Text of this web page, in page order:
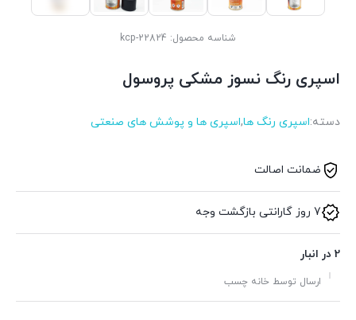
شناسه محصول: kcp-22824
اسپری رنگ نسوز مشکی پروسول
دسته:اسپری رنگ ها,اسپری ها و پوشش های صنعتی
ضمانت اصالت
7 روز گارانتی بازگشت وجه
2 در انبار
ارسال توسط خانه چسب